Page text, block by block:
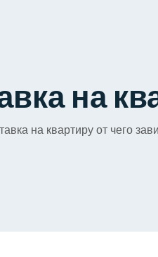
на
на квартиру от чего